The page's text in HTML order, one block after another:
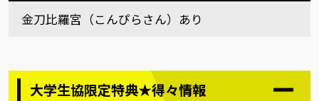
金刀比羅宮（こんぴらさん）あり
大学生協限定特典★得々情報